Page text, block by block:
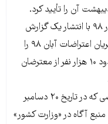
در تاریخ ۳۰ آذر ۹۸ با انتشار یک گزارش
تحقیقی، کشته شدن دست‌کم ۳۲۴ نفر در جریان اعتراضات آبان ۹۸ را
تأیید کرد. بر اساس گزارش همین سازمان حدود ۱۰ هزار نفر از معترضان
نیز در گزارشی اختصاصی که در تاریخ ۲۰ دسامبر
از چند منبع آگاه در «وزارت کشور»